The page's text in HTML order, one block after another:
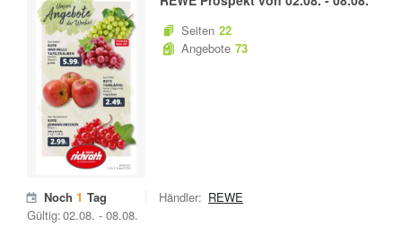
Seiten 22
Angebote 73
Noch 1 Tag
Gültig:02.08. - 08.08.
Händler: REWE